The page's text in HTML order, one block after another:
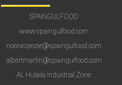
SPAINGULFOOD
www.spaingulfood.com
nooraspezie@spaingulfood.com
albertmartin@spaingulfood.com
AL Hulaila Industrial Zone